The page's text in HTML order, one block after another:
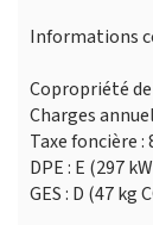
Informations
Copropriété
Charges
Taxe foncière :
DPE : E (297
GES : D (47 kg